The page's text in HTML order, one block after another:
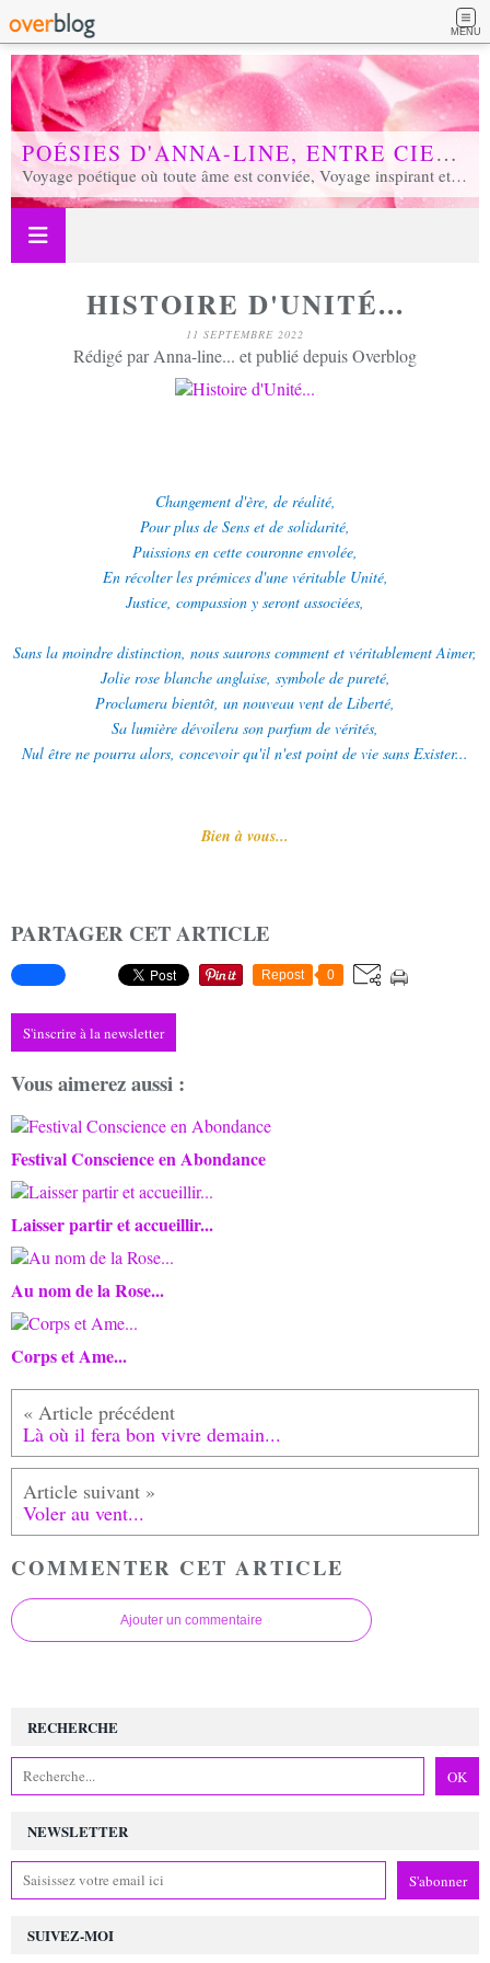
MENU
POÉSIES D'ANNA-LINE, ENTRE CIEL ET TERRE...
Voyage poétique où toute âme est conviée, Voyage inspirant et inspiré, Voyage en soi et d'unité, Voyage au coeur de notre réalité...
HISTOIRE D'UNITÉ...
11 SEPTEMBRE 2022
Rédigé par Anna-line... et publié depuis Overblog
Changement d'ère, de réalité,
Pour plus de Sens et de solidarité,
Puissions en cette couronne envolée,
En récolter les prémices d'une véritable Unité,
Justice, compassion y seront associées,
Sans la moindre distinction, nous saurons comment et véritablement Aimer,
Jolie rose blanche anglaise, symbole de pureté,
Proclamera bientôt, un nouveau vent de Liberté,
Sa lumière dévoilera son parfum de vérités,
Nul être ne pourra alors, concevoir qu'il n'est point de vie sans Exister...
Bien à vous...
PARTAGER CET ARTICLE
Repost 0
S'inscrire à la newsletter
Vous aimerez aussi :
Festival Conscience en Abondance
Laisser partir et accueillir...
Au nom de la Rose...
Corps et Ame...
Là où il fera bon vivre demain...
Voler au vent...
COMMENTER CET ARTICLE
Ajouter un commentaire
NEWSLETTER
SUIVEZ-MOI
RECHERCHE